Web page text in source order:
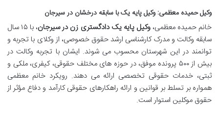
وکیل حمیده معظمی: وکیل پایه یک با سابقه درخشان در سیرجان
خانم حمیده معظمی،وکیل پایه یک دادگستری زن در سیرجان
، با ۱۵ سال
سابقه وکالت و مدرک کارشناسی ارشد حقوق خصوصی، از وکلای با تجربه و
توانمند در این شهرستان محسوب می شوند. ایشان با تجربه وکالت در
بیش از ۵۰۰ پرونده موفق، در حوزه های مختلف حقوقی، کیفری، ملکی و
ثبتی، خدمات حقوقی تخصصی ارائه می دهند. رویکرد خانم معظمی
همواره بر تسلط بر قوانین و ارائه راهکارهای حقوقی کارآمد و دفاع مؤثر از
حقوق موکلین استوار است.